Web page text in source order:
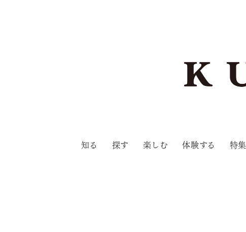
知る 探す 楽しむ 体験する 特集